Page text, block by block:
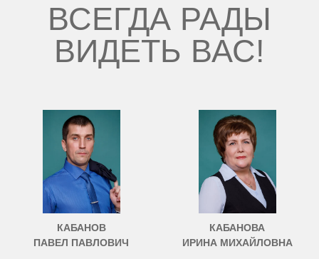
ВСЕГДА РАДЫ
ВИДЕТЬ ВАС!
КАБАНОВ
ПАВЕЛ ПАВЛОВИЧ
КАБАНОВА
ИРИНА МИХАЙЛОВНА